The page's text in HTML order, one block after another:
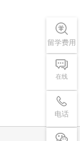
留学费用
在线
电话